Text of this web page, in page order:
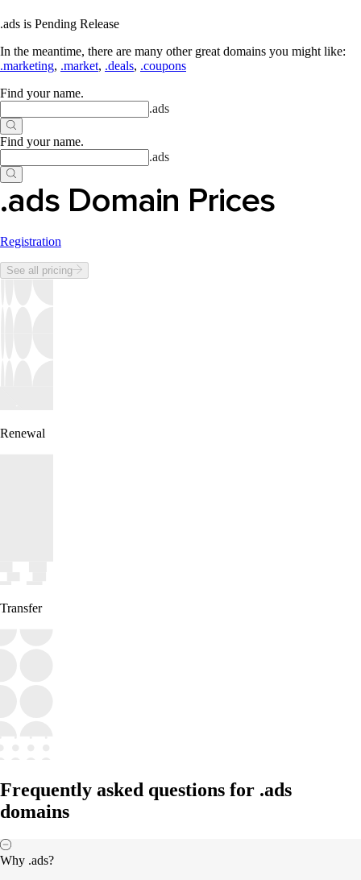
.ads is Pending Release
In the meantime, there are many other great domains you might like:
.marketing, .market, .deals, .coupons
Find your name.
.ads
Find your name.
.ads
.ads Domain Prices
Registration
See all pricing
Renewal
Transfer
Frequently asked questions for .ads
domains
Why .ads?